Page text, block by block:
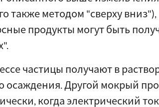
также методом "сверху вниз"),
продукты могут быть
частицы получают в
осаждения. Другой мокрый
когда электрический